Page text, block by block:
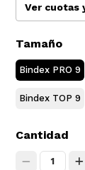
Ver cuotas
Tamaño
Bindex PRO 9
Bindex TOP 9
Cantidad
1